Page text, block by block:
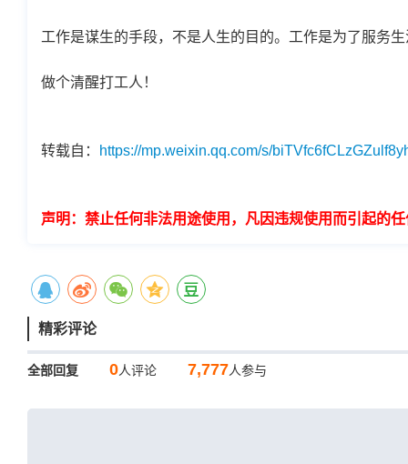
工作是谋生的手段，不是人生的目的。工作是为了服务
做个清醒打工人！
转载自： https://mp.weixin.qq.com/s/
声明：禁止任何非法用途使用，凡因违规使用而引起的
精彩评论
全部回复 0人评论 7,777人参与